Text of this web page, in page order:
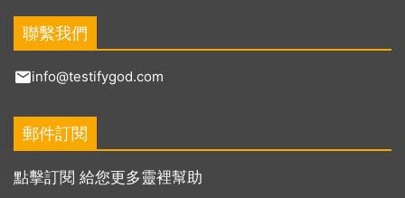
聯繫我們
info@testifygod.com
郵件訂閱
點擊訂閱 給您更多靈裡幫助